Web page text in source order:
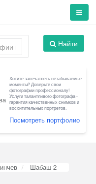
Найти
Хотите запечатлеть незабываемые
моменты? Доверьте свои
фотографии профессионалу!
Услуги талантливого фотографа -
гарантия качественных снимков и
восхитительных портретов.
Посмотреть портфолио
Шабаш-2